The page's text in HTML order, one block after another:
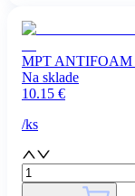
MPT ANTIFOAM
Na sklade
10.15 €
/ks